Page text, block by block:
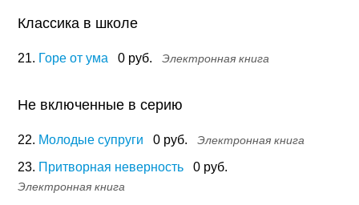
Классика в школе
21. Горе от ума 0 руб. Электронная книга
Не включенные в серию
22. Молодые супруги 0 руб. Электронная книга
23. Притворная неверность 0 руб.
Электронная книга